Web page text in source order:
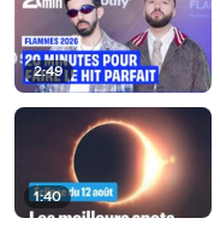
2:49
1:40